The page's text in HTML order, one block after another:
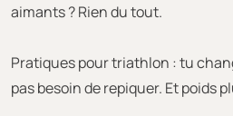
aimants ? Rien du tout.
Pratiques pour triathlon : tu
pas besoin de repiquer. Et poids